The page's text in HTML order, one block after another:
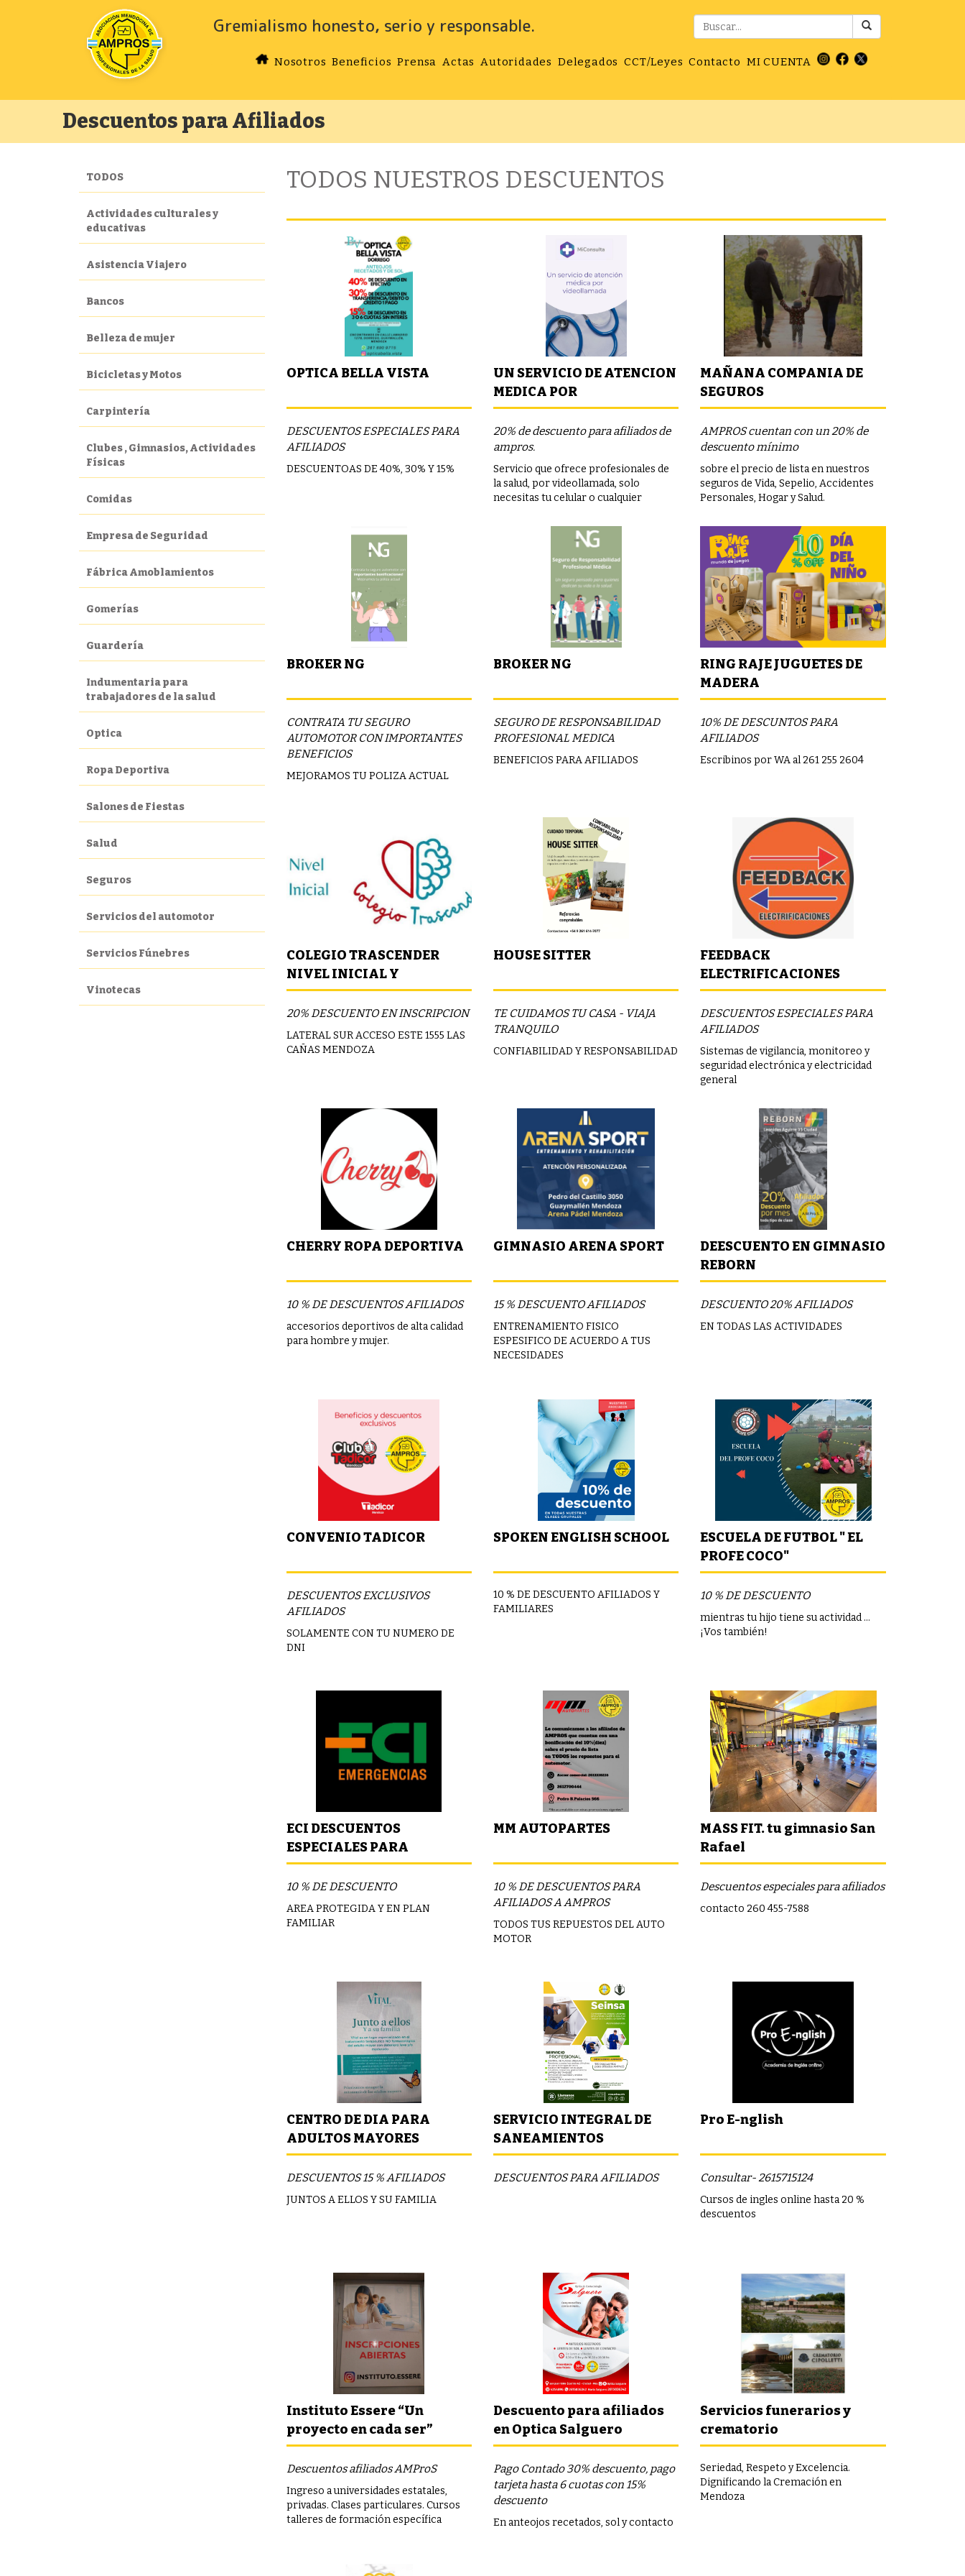
Gremialismo honesto, serio y responsable.
Nosotros Beneficios Prensa Actas Autoridades Delegados CCT/Leyes Contacto MI CUENTA
Descuentos para Afiliados
TODOS
Actividades culturales y
educativas
Asistencia Viajero
Bancos
Belleza de mujer
Bicicletas y Motos
Carpintería
Clubes , Gimnasios, Actividades
Físicas
Comidas
Empresa de Seguridad
Fábrica Amoblamientos
Gomerías
Guardería
Indumentaria para
trabajadores de la salud
Optica
Ropa Deportiva
Salones de Fiestas
Salud
Seguros
Servicios del automotor
Servicios Fúnebres
Vinotecas
TODOS NUESTROS DESCUENTOS
OPTICA BELLA VISTA
DESCUENTOS ESPECIALES PARA
AFILIADOS
DESCUENTOAS DE 40%, 30% Y 15%
UN SERVICIO DE ATENCION
MEDICA POR
VIDEOLLAMADA
20% de descuento para afiliados de
ampros.
Servicio que ofrece profesionales de
la salud, por videollamada, solo
necesitas tu celular o cualquier
MAÑANA COMPANIA DE
SEGUROS
AMPROS cuentan con un 20% de
descuento mínimo
sobre el precio de lista en nuestros
seguros de Vida, Sepelio, Accidentes
Personales, Hogar y Salud.
BROKER NG
CONTRATA TU SEGURO
AUTOMOTOR CON IMPORTANTES
BENEFICIOS
MEJORAMOS TU POLIZA ACTUAL
BROKER NG
SEGURO DE RESPONSABILIDAD
PROFESIONAL MEDICA
BENEFICIOS PARA AFILIADOS
RING RAJE JUGUETES DE
MADERA
10% DE DESCUNTOS PARA
AFILIADOS
Escribinos por WA al 261 255 2604
COLEGIO TRASCENDER
NIVEL INICIAL Y
PRIMARIO
20% DESCUENTO EN INSCRIPCION
LATERAL SUR ACCESO ESTE 1555 LAS
CAÑAS MENDOZA
HOUSE SITTER
TE CUIDAMOS TU CASA - VIAJA
TRANQUILO
CONFIABILIDAD Y RESPONSABILIDAD
FEEDBACK
ELECTRIFICACIONES
DESCUENTOS ESPECIALES PARA
AFILIADOS
Sistemas de vigilancia, monitoreo y
seguridad electrónica y electricidad
general
CHERRY ROPA DEPORTIVA
10 % DE DESCUENTOS AFILIADOS
accesorios deportivos de alta calidad
para hombre y mujer.
GIMNASIO ARENA SPORT
15 % DESCUENTO AFILIADOS
ENTRENAMIENTO FISICO
ESPESIFICO DE ACUERDO A TUS
NECESIDADES
DEESCUENTO EN GIMNASIO
REBORN
DESCUENTO 20% AFILIADOS
EN TODAS LAS ACTIVIDADES
CONVENIO TADICOR
DESCUENTOS EXCLUSIVOS
AFILIADOS
SOLAMENTE CON TU NUMERO DE
DNI
SPOKEN ENGLISH SCHOOL
10 % DE DESCUENTO AFILIADOS Y
FAMILIARES
ESCUELA DE FUTBOL " EL
PROFE COCO"
10 % DE DESCUENTO
mientras tu hijo tiene su actividad …
¡Vos también!
ECI DESCUENTOS
ESPECIALES PARA
AFILIADOS
10 % DE DESCUENTO
AREA PROTEGIDA Y EN PLAN
FAMILIAR
MM AUTOPARTES
10 % DE DESCUENTOS PARA
AFILIADOS A AMPROS
TODOS TUS REPUESTOS DEL AUTO
MOTOR
MASS FIT. tu gimnasio San
Rafael
Descuentos especiales para afiliados
contacto 260 455-7588
CENTRO DE DIA PARA
ADULTOS MAYORES
DESCUENTOS 15 % AFILIADOS
JUNTOS A ELLOS Y SU FAMILIA
SERVICIO INTEGRAL DE
SANEAMIENTOS
DESCUENTOS PARA AFILIADOS
Pro E-nglish
Consultar- 2615715124
Cursos de ingles online hasta 20 %
descuentos
Instituto Essere “Un
proyecto en cada ser”
Descuentos afiliados AMProS
Ingreso a universidades estatales,
privadas. Clases particulares. Cursos
talleres de formación específica
Descuento para afiliados
en Optica Salguero
Pago Contado 30% descuento, pago
tarjeta hasta 6 cuotas con 15%
descuento
En anteojos recetados, sol y contacto
Servicios funerarios y
crematorio
Seriedad, Respeto y Excelencia.
Dignificando la Cremación en
Mendoza